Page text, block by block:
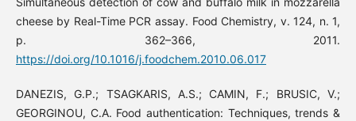
cheese by Real-Time PCR assay. Food Chemistry, v. 124, n. 1,
p. 362–366, 2011.
https://doi.org/10.1016/j.foodchem.2010.06.017
DANEZIS, G.P.; TSAGKARIS, A.S.; CAMIN, F.; BRUSIC, V.;
GEORGINOU, C.A. Food authentication: Techniques, trends &